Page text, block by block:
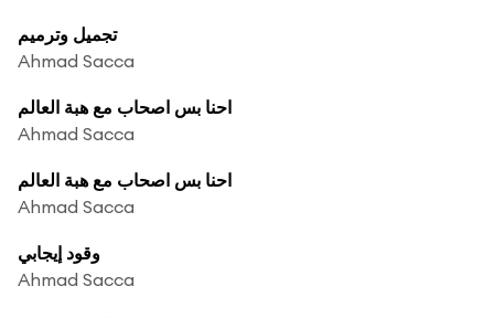
تجميل وترميم
Ahmad Sacca
احنا بس اصحاب مع هبة العالم
Ahmad Sacca
احنا بس اصحاب مع هبة العالم
Ahmad Sacca
وقود إيجابي
Ahmad Sacca